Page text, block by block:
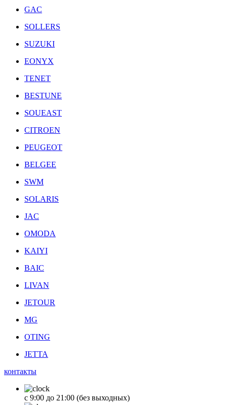
GAC
SOLLERS
SUZUKI
EONYX
TENET
BESTUNE
SOUEAST
CITROEN
PEUGEOT
BELGEE
SWM
SOLARIS
JAC
OMODA
KAIYI
BAIC
LIVAN
JETOUR
MG
OTING
JETTA
контакты
с 9:00 до 21:00 (без выходных)